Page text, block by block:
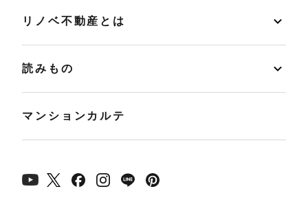
リノベ不動産とは
読みもの
マンションカルテ